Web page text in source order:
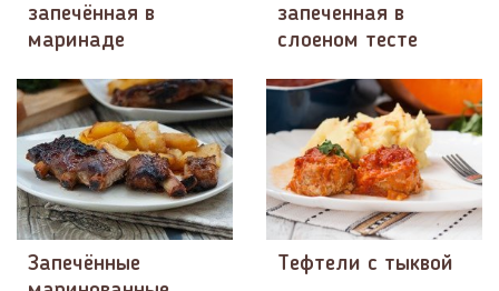
запечённая в
маринаде
запеченная в
слоеном тесте
Запечённые
Тефтели с тыквой